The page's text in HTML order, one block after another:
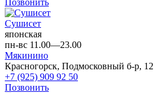
Сушисет
японская
пн-вс 11.00—23.00
Мякинино
Красногорск, Подмосковный б-р, 12
+7 (925) 909 92 50
Позвонить